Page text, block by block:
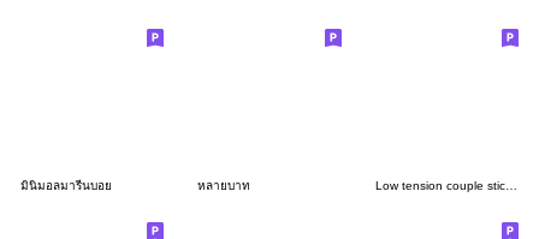
มินิมอลมารีนบอย หลายบาท Low tension couple sticker5 -BOY-